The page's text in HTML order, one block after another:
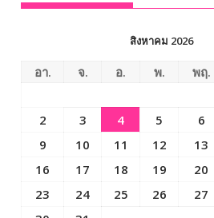
สิงหาคม 2026
อา. จ. อ. พ. พฤ.
2
3 4 5 6
9
10 11 12 13
16
17 18 19 20
23
24 25 26 27